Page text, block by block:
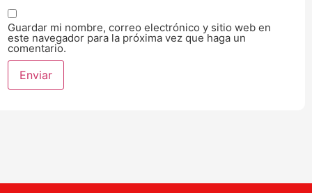
Guardar mi nombre, correo electrónico y sitio web en
este navegador para la próxima vez que haga un
comentario.